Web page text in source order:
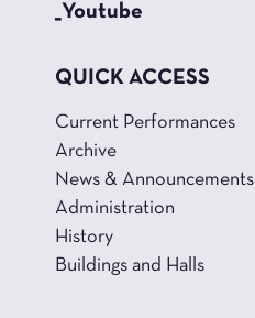
_Youtube
QUICK ACCESS
Current Performances
Archive
News & Announcements
Administration
History
Buildings and Halls